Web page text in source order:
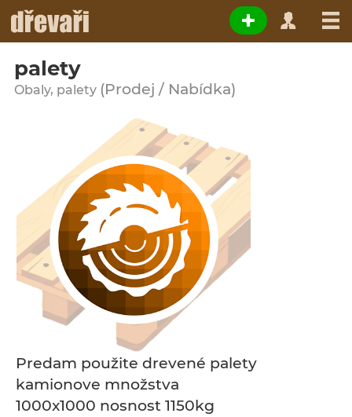
palety
Obaly, palety (Prodej / Nabídka)
Predam použite drevené palety
kamionove množstva
1000x1000 nosnost 1150kg